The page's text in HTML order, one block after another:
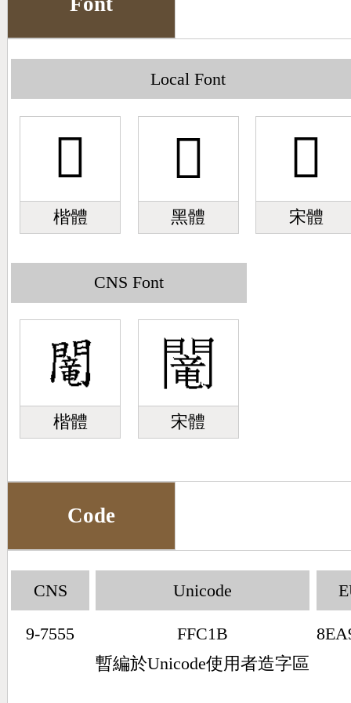
Local Font
󿰛
楷體
󿰛
黑體
󿰛
宋體
CNS Font
楷體 宋體
Code
CNS
9-7555
Unicode
FFC1B
暫編於Unicode使用者造字區